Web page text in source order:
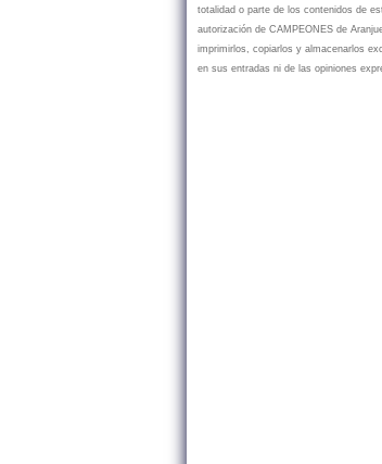
totalidad o parte de los contenidos de
autorización de CAMPEONES de
imprimirlos, copiarlos y almacenarlos
en sus entradas ni de las opiniones